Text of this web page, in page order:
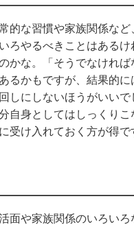
的な習慣や家族関係な
ろやるべきことはある
かな。「そうでなけれ
るかもですが、結果的
しにしないほうがいいで
自身としてはしっくり
受け入れておく方が得で
面や家族関係のいろいろ